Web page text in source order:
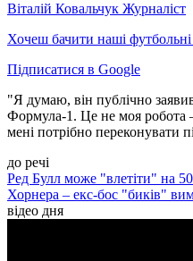
Віталій Ковальчук Журналіст
Хочеш бачити наші
Підписатися в Google
"Я думаю, він публічно
Формула-1. Це не моя робота
мені потрібно переконувати
до речі
Ред Булл може "влетіти" на
Хорнера – екс-бос "биків"
відео дня